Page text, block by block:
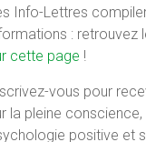
Info-Lettres
: retrouvez
cette page !
vous pour
la pleine
positive et